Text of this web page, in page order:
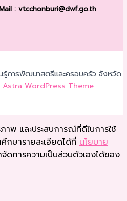
: vtcchonburi@dwf.go.th
การพัฒนาสตรีและครอบครัว จังหวัด
Astra WordPress Theme
าพ และประสบการณ์ที่ดีในการใช้
ษารายละเอียดได้ที่ นโยบาย
จัดการความเป็นส่วนตัวเองได้ของ